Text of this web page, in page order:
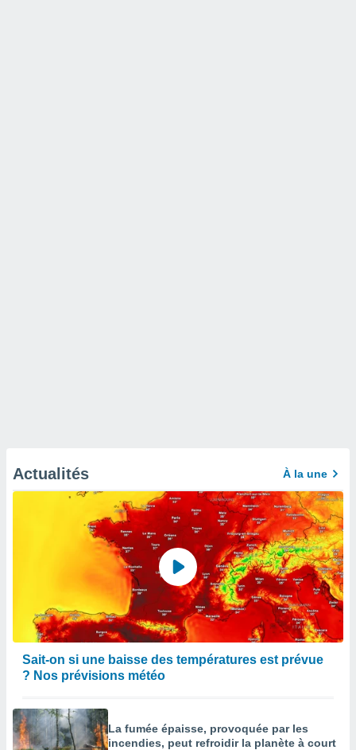
Actualités À la une
Sait-on si une baisse des températures est prévue
? Nos prévisions météo
La fumée épaisse, provoquée par les
incendies, peut refroidir la planète à court